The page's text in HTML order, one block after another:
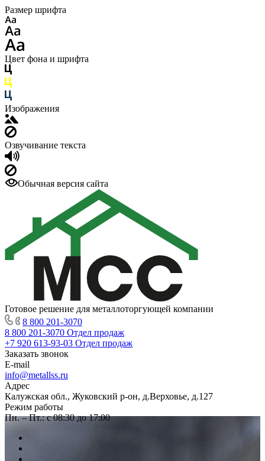
Размер шрифта
Цвет фона и шрифта
Изображения
Озвучивание текста
Обычная версия сайта
Готовое решение для металлоторгующей компании
8 800 201-3070
8 800 201-3070 Отдел продаж
+7 920 613-93-03 Отдел продаж
Заказать звонок
E-mail
info@metallss.ru
Адрес
Калужская обл., Жуковский р-он, д.Верховье, д.127
Режим работы
Пн. – Пт.: с 08:30 до 17:00